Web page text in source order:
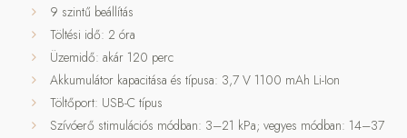
9 szintű beállítás
Töltési idő: 2 óra
Üzemidő: akár 120 perc
Akkumulátor kapacitása és típusa: 3,7 V 1100 mAh Li-Ion
Töltőport: USB-C típus
Szívóerő stimulációs módban: 3–21 kPa; vegyes módban: 14–37